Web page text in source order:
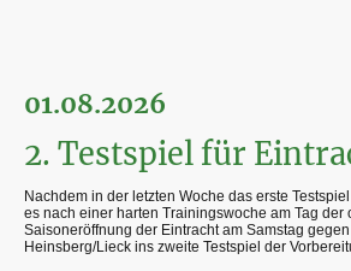
01.08.2026
2. Testspiel für
Nachdem in der letzten Woche das erste
es nach einer harten Trainingswoche am Tag der
Saisoneröffnung der Eintracht am Samstag
Heinsberg/Lieck ins zweite Testspiel der